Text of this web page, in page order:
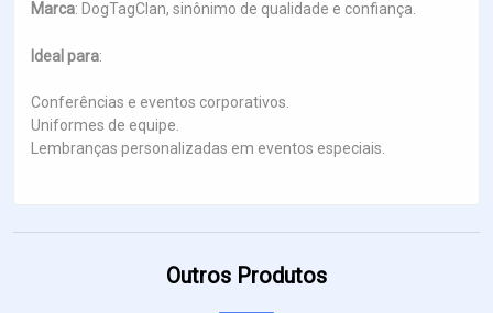
Marca: DogTagClan, sinônimo de qualidade e confiança.
Ideal para:
Conferências e eventos corporativos.
Uniformes de equipe.
Lembranças personalizadas em eventos especiais.
Outros Produtos